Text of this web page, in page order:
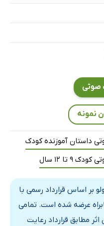
صوتی
نمونه
داستان آموزنده کودک
9 تا 12 سال
بر اساس قرارداد رسمی با
عرضه شده است. تمامی
مطابق قرارداد رعایت